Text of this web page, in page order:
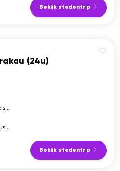
Bekijk stedentrip
(24u)
Bekijk stedentrip